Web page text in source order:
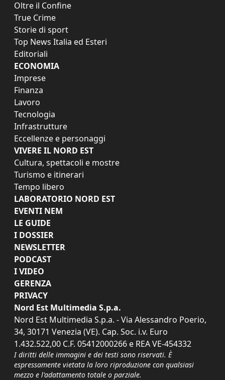
Oltre il Confine
True Crime
Storie di sport
Top News Italia ed Esteri
Editoriali
ECONOMIA
Imprese
Finanza
Lavoro
Tecnologia
Infrastrutture
Eccellenze e personaggi
VIVERE IL NORD EST
Cultura, spettacoli e mostre
Turismo e itinerari
Tempo libero
LABORATORIO NORD EST
EVENTI NEM
LE GUIDE
I DOSSIER
NEWSLETTER
PODCAST
I VIDEO
GERENZA
PRIVACY
Nord Est Multimedia S.p.a.
Nord Est Multimedia S.p.a. - Via Alessandro Poerio,
34, 30171 Venezia (VE). Cap. Soc. i.v. Euro
1.432.522,00 C.F. 05412000266 e REA VE-454332
I diritti delle immagini e dei testi sono riservati. È
espressamente vietata la loro riproduzione con qualsiasi
mezzo e l'adattamento totale o parziale.